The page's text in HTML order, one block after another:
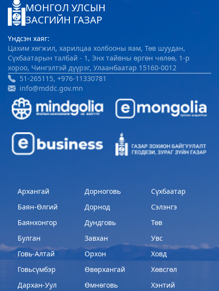
МОНГОЛ УЛСЫН
ЗАСГИЙН ГАЗАР
Үндсэн хаяг:
Цахим хөгжил, харилцаа холбооны яам, Төв шуудан,
Сүхбаатарын талбай - 1, Энх тайвны өргөн чөлөө, 1-р
хороо, Чингэлтэй дүүрэг, Улаанбаатар 15160-0012
51-265115, +976-11330781
info@mddc.gov.mn
Архангай
Баян-Өлгий
Баянхонгор
Булган
Говь-Алтай
Говьсүмбэр
Дархан-Уул
Дорноговь
Дорнод
Дундговь
Завхан
Орхон
Өвөрхангай
Өмнөговь
Сүхбаатар
Сэлэнгэ
Төв
Увс
Ховд
Хөвсгөл
Хэнтий